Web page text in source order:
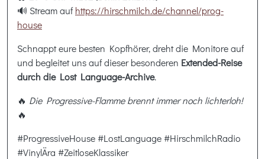
🔊 Stream aufhttps://hirschmilch.de/channel/prog-
house
Schnappt eure besten Kopfhörer, dreht die Monitore auf
und begleitet uns auf dieser besonderen Extended-Reise
durch die Lost Language-Archive.
🔥 Die Progressive-Flamme brennt immer noch lichterloh!
🔥
#ProgressiveHouse #LostLanguage #HirschmilchRadio
#VinylÄra #ZeitloseKlassiker